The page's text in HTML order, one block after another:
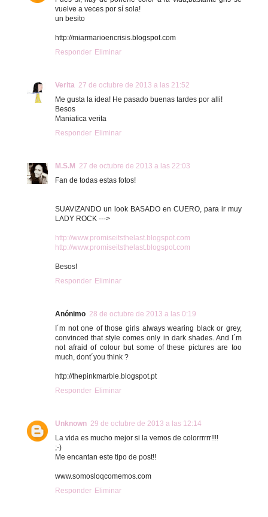
vuelve a veces por sí sola!
un besito
http://miarmarioencrisis.blogspot.com
Responder Eliminar
Verita 27 de octubre de 2013 a las 21:52
Me gusta la idea! He pasado buenas tardes por alli!
Besos
Maniatica verita
Responder Eliminar
M.S.M 27 de octubre de 2013 a las 22:03
Fan de todas estas fotos!
SUAVIZANDO un look BASADO en CUERO, para ir muy
LADY ROCK --->
http://www.promiseitsthelast.blogspot.com
http://www.promiseitsthelast.blogspot.com
Besos!
Responder Eliminar
Anónimo 28 de octubre de 2013 a las 0:19
I´m not one of those girls always wearing black or grey,
convinced that style comes only in dark shades. And I´m
not afraid of colour but some of these pictures are too
much, dont´you think ?
http://thepinkmarble.blogspot.pt
Responder Eliminar
Unknown 29 de octubre de 2013 a las 12:14
La vida es mucho mejor si la vemos de colorrrrrr!!!!
;-)
Me encantan este tipo de post!!
www.somosloqcomemos.com
Responder Eliminar